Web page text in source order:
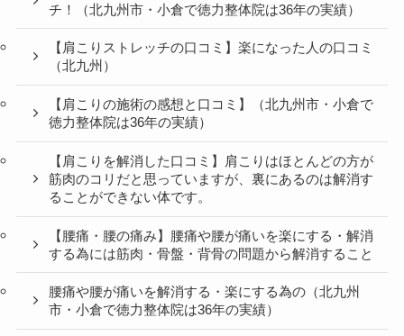
チ！（北九州市・小倉で徳力整体院は36年の実績）
【肩こりストレッチの口コミ】楽になった人の口コミ
（北九州）
【肩こりの施術の感想と口コミ】（北九州市・小倉で
徳力整体院は36年の実績）
【肩こりを解消した口コミ】肩こりはほとんどの方が
筋肉のコリだと思っていますが、裏にあるのは解消す
ることができない体です。
【腰痛・腰の痛み】腰痛や腰が痛いを楽にする・解消
する為には筋肉・骨盤・背骨の問題から解消すること
腰痛や腰が痛いを解消する・楽にする為の（北九州
市・小倉で徳力整体院は36年の実績）